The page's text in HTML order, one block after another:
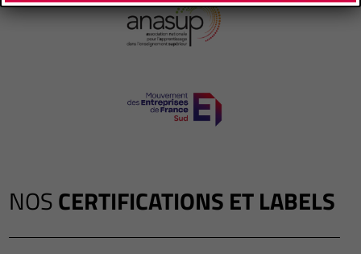
NOSCERTIFICATIONS ET LABELS